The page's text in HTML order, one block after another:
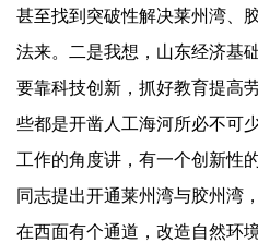
甚至找到突破性解决莱州湾、
法来。二是我想，山东经济基
要靠科技创新，抓好教育提高
些都是开凿人工海河所必不可
工作的角度讲，有一个创新性
同志提出开通莱州湾与胶州湾
在西面有个通道，改造自然环